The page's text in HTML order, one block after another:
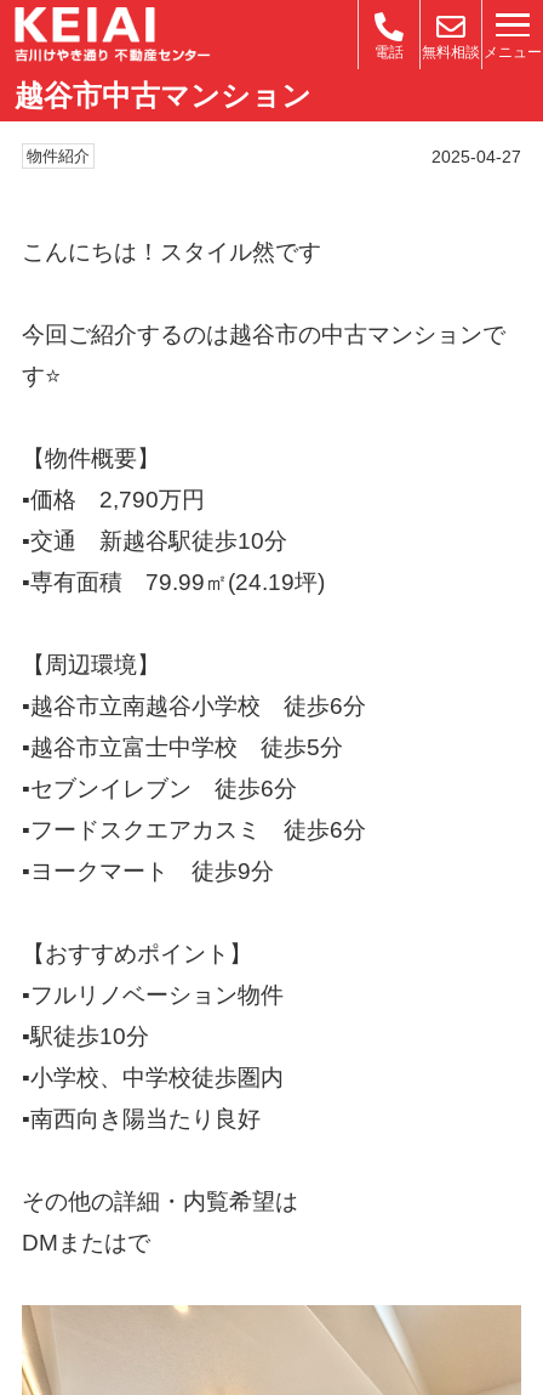
電話 無料相談 メニュー
越谷市中古マンション
物件紹介 2025-04-27
こんにちは！スタイル然です
今回ご紹介するのは越谷市の中古マンションで
す⭐️
【物件概要】
▪️価格 2,790万円
▪️交通 新越谷駅徒歩10分
▪️専有面積 79.99㎡(24.19坪)
【周辺環境】
▪️越谷市立南越谷小学校 徒歩6分
▪️越谷市立富士中学校 徒歩5分
▪️セブンイレブン 徒歩6分
▪️フードスクエアカスミ 徒歩6分
▪️ヨークマート 徒歩9分
【おすすめポイント】
▪️フルリノベーション物件
▪️駅徒歩10分
▪️小学校、中学校徒歩圏内
▪️南西向き陽当たり良好
その他の詳細・内覧希望は
DM またはで